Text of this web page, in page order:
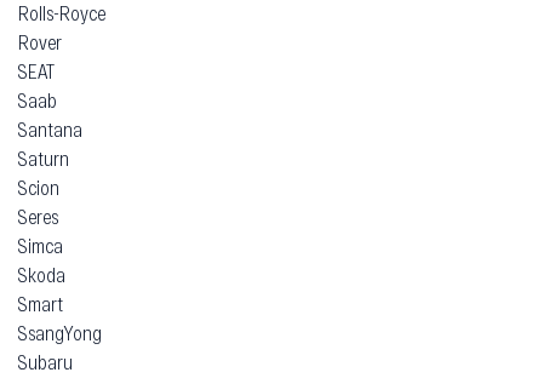
Rolls-Royce
Rover
SEAT
Saab
Santana
Saturn
Scion
Seres
Simca
Skoda
Smart
SsangYong
Subaru